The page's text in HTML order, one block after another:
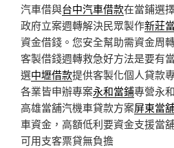
汽車借與台中汽車借款在當鋪選
政府立案週轉解決民眾製作新莊
資金借錢。您安全幫助需資金周
客製借錢週轉救急好方法是要有
選中壢借款提供客製化個人貸款
各業皆申辦專案永和當鋪專營永
高雄當舖汽機車貸款方案屏東當
車資金，高額低利要資金支援當
可用支客票貸無負擔